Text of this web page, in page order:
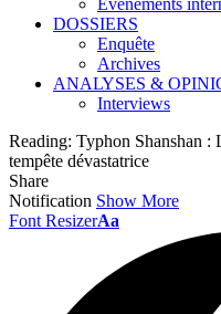
Événements
DOSSIERS
Enquête
Archives
ANALYSES &
Interviews
Reading: Typhon Shanshan :
tempête dévastatrice
Share
Notification Show More
Font ResizerAa